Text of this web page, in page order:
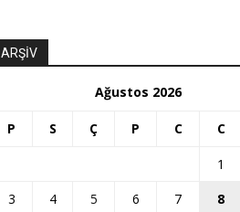
ARŞİV
Ağustos 2026
P S Ç P C C
1
3
4 5 6 7 8